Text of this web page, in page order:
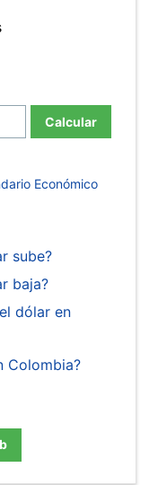
Calcular
Económico
sube?
baja?
dólar en
Colombia?